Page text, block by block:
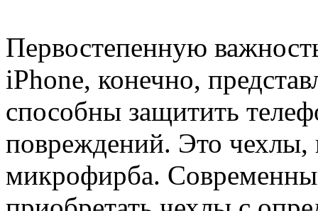
Первостепенную
iPhone, конечно,
способны защитить
повреждений. Это
микрофирба.